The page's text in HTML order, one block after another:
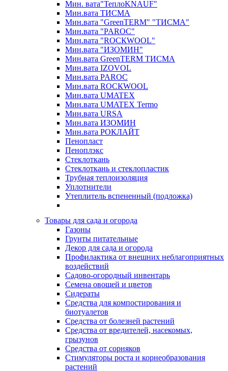
Мин. вата"ТеплоKNAUF"
Мин.вата ТИСМА
Мин.вата "GreenTERM" "ТИСМА"
Мин.вата "PAROC"
Мин.вата "ROCКWOOL"
Мин.вата "ИЗОМИН"
Мин.вата GreenTERM ТИСМА
Мин.вата IZOVOL
Мин.вата PAROC
Мин.вата ROCКWOOL
Мин.вата UMATEX
Мин.вата UMATEX Termo
Мин.вата URSA
Мин.вата ИЗОМИН
Мин.вата РОКЛАЙТ
Пенопласт
Пеноплэкс
Стеклоткань
Стеклоткань и стеклопластик
Трубная теплоизоляция
Уплотнители
Утеплитель вспененный (подложка)
Товары для сада и огорода
Газоны
Грунты питательные
Декор для сада и огорода
Профилактика от внешних неблагоприятных
воздействий
Садово-огородный инвентарь
Семена овощей и цветов
Сидераты
Средства для компостирования и
биотуалетов
Средства от болезней растений
Средства от вредителей, насекомых,
грызунов
Средства от сорняков
Стимуляторы роста и корнеобразования
растений